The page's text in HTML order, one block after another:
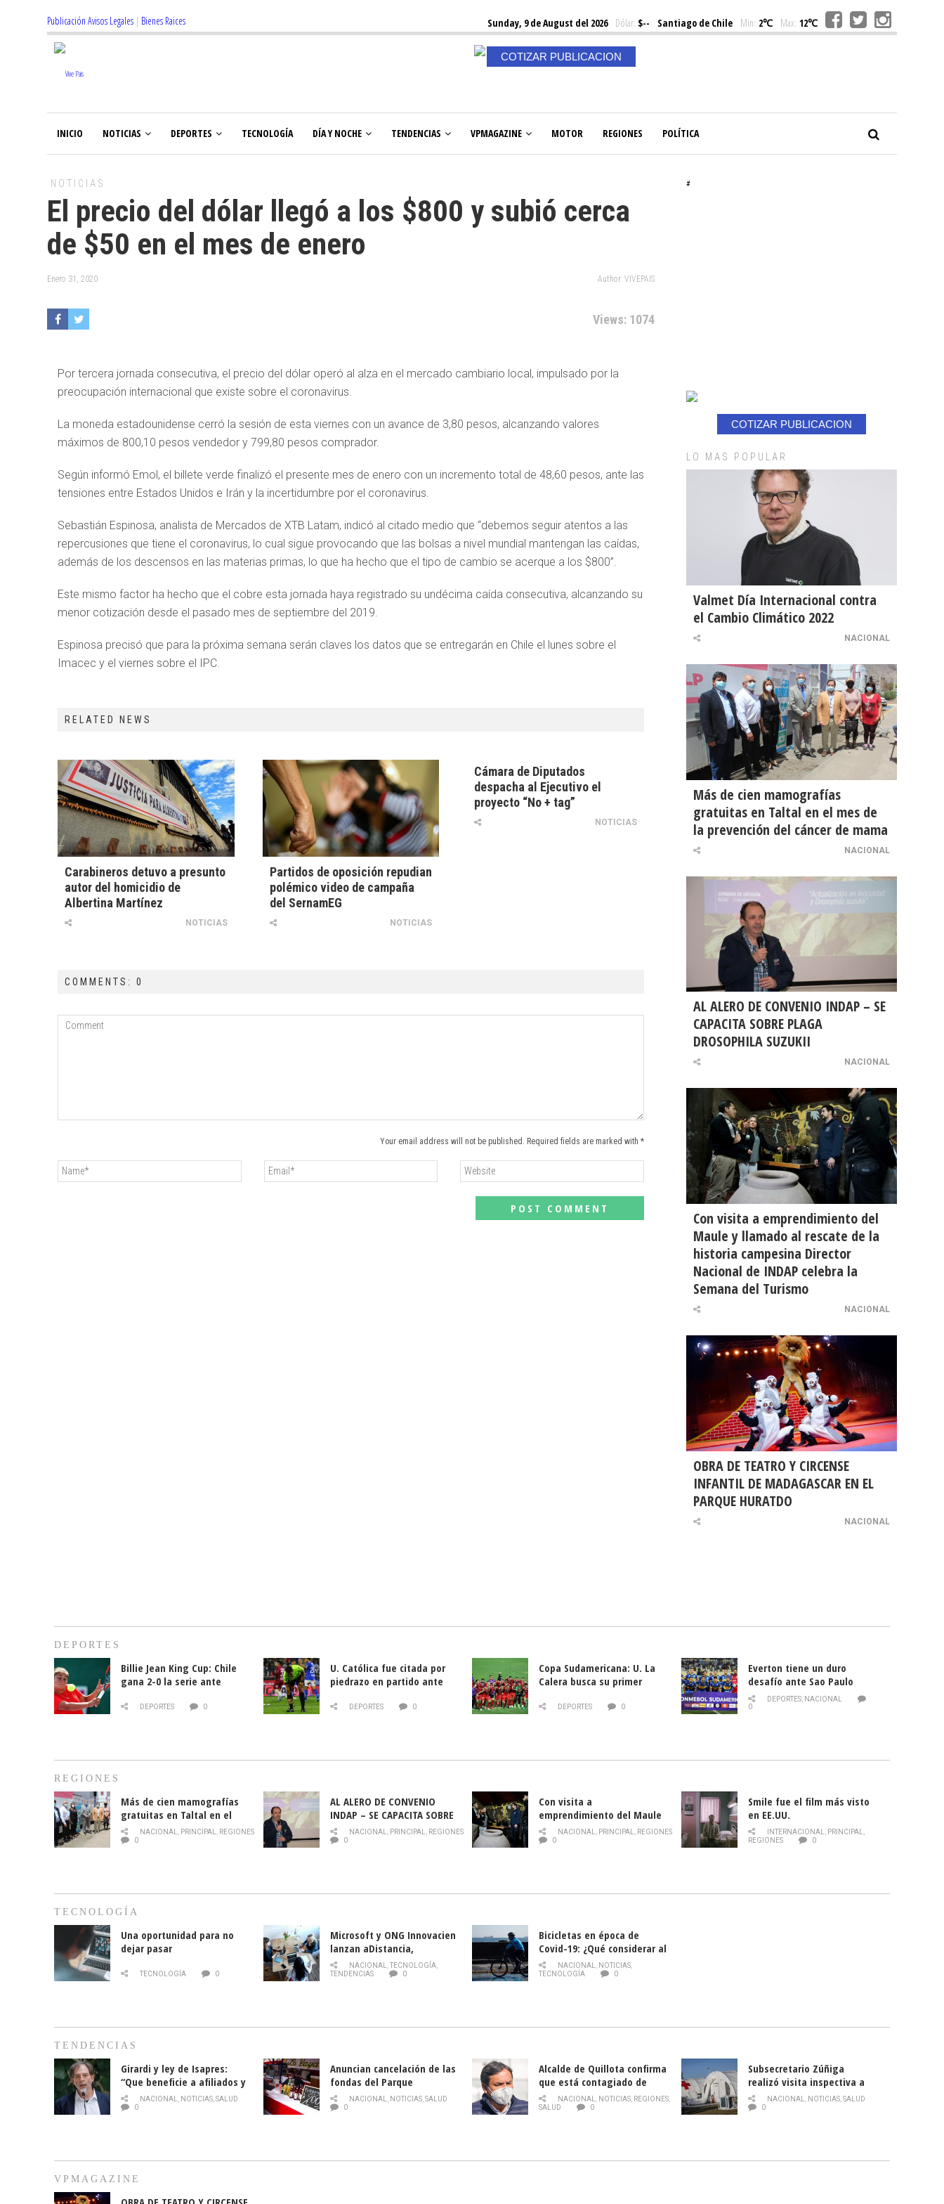
Publicación Avisos Legales | Bienes Raices Sunday, 9 de August del 2026Dólar: $-- Santiago de Chile Min: 2℃ Max: 12℃
COTIZAR PUBLICACION
INICIO NOTICIAS DEPORTES TECNOLOGÍA DÍA Y NOCHE TENDENCIAS VPMAGAZINE MOTOR REGIONES POLÍTICA
NOTICIAS
El precio del dólar llegó a los $800 y subió cerca
de $50 en el mes de enero
Enero 31, 2020 Author: VIVEPAIS
Views: 1074
Por tercera jornada consecutiva, el precio del dólar operó al alza en el mercado cambiario local, impulsado por la
preocupación internacional que existe sobre el coronavirus.
La moneda estadounidense cerró la sesión de esta viernes con un avance de 3,80 pesos, alcanzando valores
máximos de 800,10 pesos vendedor y 799,80 pesos comprador.
Según informó Emol, el billete verde finalizó el presente mes de enero con un incremento total de 48,60 pesos, ante las
tensiones entre Estados Unidos e Irán y la incertidumbre por el coronavirus.
Sebastián Espinosa, analista de Mercados de XTB Latam, indicó al citado medio que “debemos seguir atentos a las
repercusiones que tiene el coronavirus, lo cual sigue provocando que las bolsas a nivel mundial mantengan las caídas,
además de los descensos en las materias primas, lo que ha hecho que el tipo de cambio se acerque a los $800”.
Este mismo factor ha hecho que el cobre esta jornada haya registrado su undécima caída consecutiva, alcanzando su
menor cotización desde el pasado mes de septiembre del 2019.
Espinosa precisó que para la próxima semana serán claves los datos que se entregarán en Chile el lunes sobre el
Imacec y el viernes sobre el IPC.
RELATED NEWS
Carabineros detuvo a presunto
autor del homicidio de
Albertina Martínez
NOTICIAS
Partidos de oposición repudian
polémico video de campaña
del SernamEG
NOTICIAS
Cámara de Diputados
despacha al Ejecutivo el
proyecto “No + tag”
NOTICIAS
COMMENTS: 0
Your email address will not be published. Required fields are marked with *
#
COTIZAR PUBLICACION
LO MAS POPULAR
Valmet Día Internacional contra
el Cambio Climático 2022
NACIONAL
Más de cien mamografías
gratuitas en Taltal en el mes de
la prevención del cáncer de mama
NACIONAL
AL ALERO DE CONVENIO INDAP – SE
CAPACITA SOBRE PLAGA
DROSOPHILA SUZUKII
NACIONAL
Con visita a emprendimiento del
Maule y llamado al rescate de la
historia campesina Director
Nacional de INDAP celebra la
Semana del Turismo
NACIONAL
OBRA DE TEATRO Y CIRCENSE
INFANTIL DE MADAGASCAR EN EL
PARQUE HURATDO
NACIONAL
DEPORTES
Billie Jean King Cup: Chile
gana 2-0 la serie ante
DEPORTES 0
U. Católica fue citada por
piedrazo en partido ante
DEPORTES 0
Copa Sudamericana: U. La
Calera busca su primer
DEPORTES 0
Everton tiene un duro
desafío ante Sao Paulo
DEPORTES, NACIONAL
0
REGIONES
Más de cien mamografías
gratuitas en Taltal en el
mes de la prevención del
cáncer de mama
NACIONAL PRINCIPAL
REGIONES
0
AL ALERO DE CONVENIO
INDAP – SE CAPACITA SOBRE
PLAGA DROSOPHILA SUZUKII
NACIONAL PRINCIPAL
REGIONES
0
Con visita a
emprendimiento del Maule
y llamado al rescate de la
historia campesina Director
NACIONAL PRINCIPAL
REGIONES
0
Smile fue el film más visto
en EE.UU.
INTERNACIONAL PRINCIPAL
REGIONES
0
TECNOLOGÍA
Una oportunidad para no
dejar pasar
TECNOLOGÍA 0
Microsoft y ONG Innovacien
lanzan aDistancia,
plataforma con cursos
gratuitos online sobre
NACIONAL TECNOLOGÍA,
TENDENCIAS
0
Bicicletas en época de
Covid-19: ¿Qué considerar al
momento de conducirlas?
NACIONAL NOTICIAS
TECNOLOGÍA
0
TENDENCIAS
Girardi y ley de Isapres:
“Que beneficie a afiliados y
no legalice el abuso”
NACIONAL NOTICIAS SALUD
0
Anuncian cancelación de las
fondas del Parque
O’Higgins debido al
coronavirus
NACIONAL NOTICIAS, SALUD
0
Alcalde de Quillota confirma
que está contagiado de
COVID-19
NACIONAL NOTICIAS REGIONES
SALUD
0
Subsecretario Zúñiga
realizó visita inspectiva a
Hospital Modular Sótero del
Río
NACIONAL NOTICIAS, SALUD
0
VPMAGAZINE